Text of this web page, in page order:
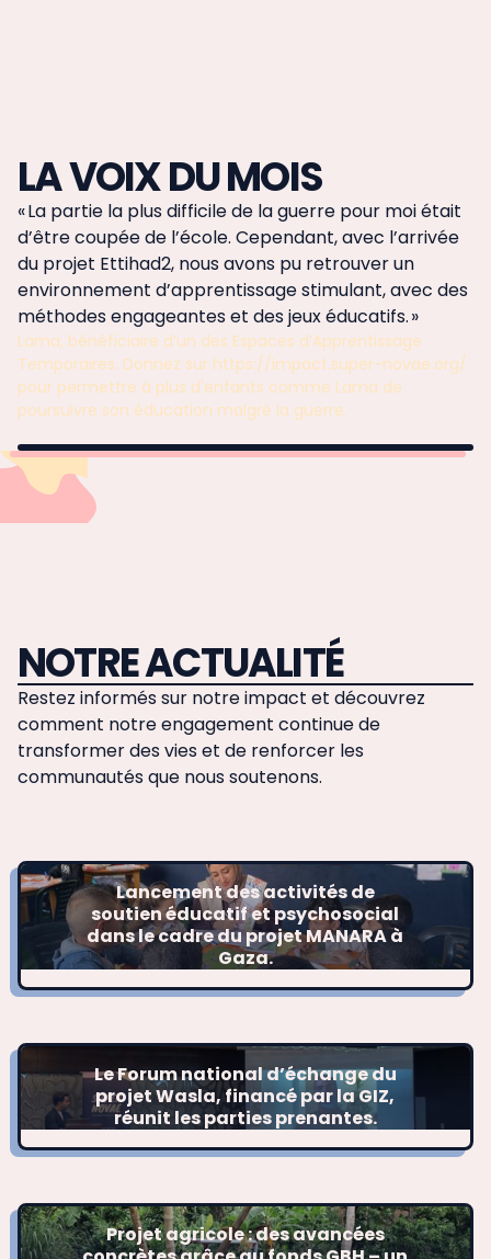
LA VOIX DU MOIS
« La partie la plus difficile de la guerre pour moi était
d’être coupée de l’école. Cependant, avec l’arrivée
du projet Ettihad2, nous avons pu retrouver un
environnement d’apprentissage stimulant, avec des
méthodes engageantes et des jeux éducatifs. »
Lama, bénéficiaire d’un des Espaces d’Apprentissage
Temporaires. Donnez sur https://impact.super-novae.org/
pour permettre à plus d'enfants comme Lama de
poursuivre son éducation malgré la guerre.
NOTRE ACTUALITÉ
Restez informés sur notre impact et découvrez
comment notre engagement continue de
transformer des vies et de renforcer les
communautés que nous soutenons.
Lancement des activités de
soutien éducatif et psychosocial
dans le cadre du projet MANARA à
Gaza.
Le Forum national d’échange du
projet Wasla, financé par la GIZ,
réunit les parties prenantes.
Projet agricole : des avancées